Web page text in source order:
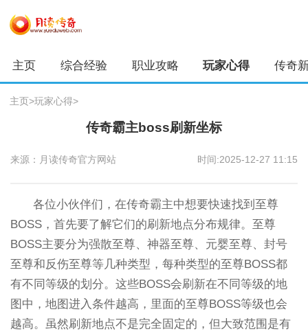
主页 综合经验 职业攻略 玩家心得 传奇
主页>玩家心得>
传奇霸主boss刷新坐标
来源：月读传奇官方网站 时间:2025-12-27 11:15
各位小伙伴们，在传奇霸主中想要快速找到至尊
BOSS，首先要了解它们的刷新地点分布规律。至尊
BOSS主要分为强散至尊、神器至尊、元婴至尊、封号
至尊和反伤至尊等几种类型，每种类型的至尊BOSS都
有不同等级的划分。这些BOSS会刷新在不同等级的地
图中，地图进入条件越高，里面的至尊BOSS等级也会
越高。虽然刷新地点不是完全固定的，但大致范围是有